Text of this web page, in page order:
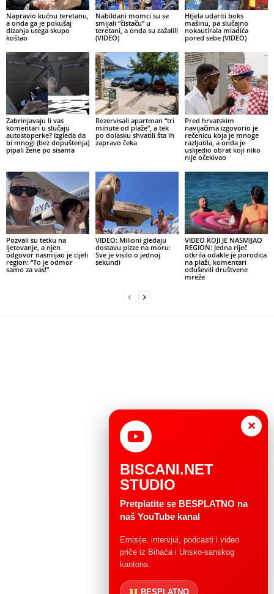
Napravio kućnu teretanu,
a onda ga je pokušaj
dizanja utega skupo
koštao
Nabildani momci su se
smijali “čistaču” u
teretani, a onda su zažalili
(VIDEO)
Htjela udariti boks
mašinu, pa slučajno
nokautirala mladića
pored sebe (VIDEO)
Zabrinjavaju li vas
komentari u slučaju
autostoperke? Izgleda da
bi mnogi (bez dopuštenja)
pipali žene po sisama
Rezervisali apartman “tri
minute od plaže”, a tek
po dolasku shvatili šta ih
zapravo čeka
Pred hrvatskim
navijačima izgovorio je
rečenicu koja je mnoge
razljutila, a onda je
uslijedio obrat koji niko
nije očekivao
Pozvali su tetku na
ljetovanje, a njen
odgovor nasmijao je cijeli
region: “To je odmor
samo za vas!”
VIDEO: Milioni gledaju
dostavu pizze na moru:
Sve je visilo o jednoj
sekundi
VIDEO KOJI JE NASMIJAO
REGION: Jedna riječ
otkrila odakle je porodica
na plaži, komentari
oduševili društvene
mreže
×
BISCANI.NET
STUDIO
Pretplatite se BESPLATNO na
naš YouTube kanal
Emisije, intervjui, podcasti i video
priče iz Bihaća i Unsko-sanskog
kantona.
BESPLATNO